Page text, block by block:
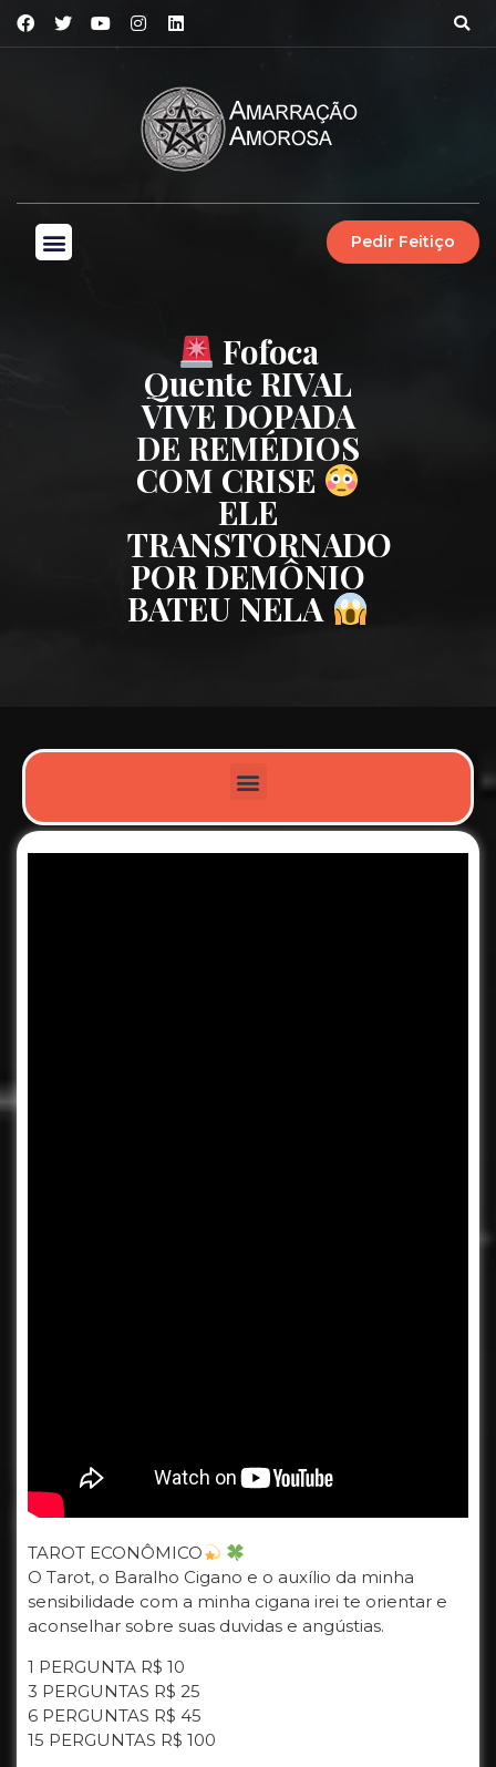
Pedir Feitiço
Fofoca
Quente RIVAL
VIVE DOPADA
DE REMÉDIOS
COM CRISE
ELE
TRANSTORNADO
POR DEMÔNIO
BATEU NELA
TAROT ECONÔMICO
O Tarot, o Baralho Cigano e o auxílio da minha
sensibilidade com a minha cigana irei te orientar e
aconselhar sobre suas duvidas e angústias.
1 PERGUNTA R$ 10
3 PERGUNTAS R$ 25
6 PERGUNTAS R$ 45
15 PERGUNTAS R$ 100